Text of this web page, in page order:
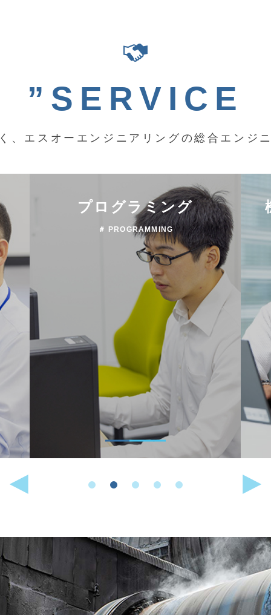
”SERVICE
、エスオーエンジニアリングの総合エンジ
プログラミング
＃ PROGRAMMING